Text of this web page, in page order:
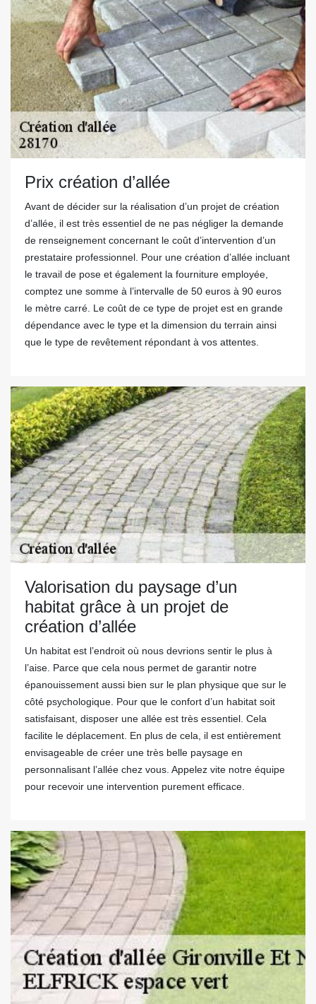
Prix création d’allée
Avant de décider sur la réalisation d’un projet de création
d’allée, il est très essentiel de ne pas négliger la demande
de renseignement concernant le coût d’intervention d’un
prestataire professionnel. Pour une création d’allée incluant
le travail de pose et également la fourniture employée,
comptez une somme à l’intervalle de 50 euros à 90 euros
le mètre carré. Le coût de ce type de projet est en grande
dépendance avec le type et la dimension du terrain ainsi
que le type de revêtement répondant à vos attentes.
Valorisation du paysage d’un
habitat grâce à un projet de
création d’allée
Un habitat est l’endroit où nous devrions sentir le plus à
l’aise. Parce que cela nous permet de garantir notre
épanouissement aussi bien sur le plan physique que sur le
côté psychologique. Pour que le confort d’un habitat soit
satisfaisant, disposer une allée est très essentiel. Cela
facilite le déplacement. En plus de cela, il est entièrement
envisageable de créer une très belle paysage en
personnalisant l’allée chez vous. Appelez vite notre équipe
pour recevoir une intervention purement efficace.